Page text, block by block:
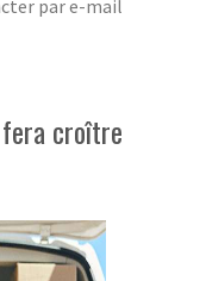
par e-mail
croître